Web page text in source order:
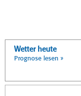
Wetter heute
Prognose lesen »